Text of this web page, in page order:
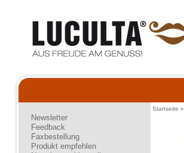
Newsletter
Feedback
Faxbestellung
Produkt empfehlen
Startseite »